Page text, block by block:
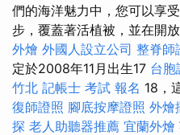
們的海洋魅力中，您可以享
步，覆蓋著活植被，並在開
外燴 外國人設立公司 整脊師
定於2008年11月出生17 台胞
竹北 記帳士 考試 報名 18，
復師證照 腳底按摩證照 外燴
探 老人助聽器推薦 宜蘭外燴